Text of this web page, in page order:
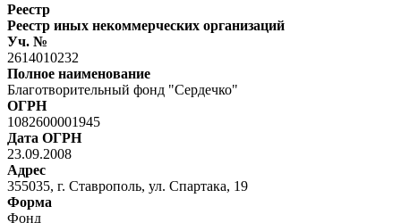
Реестр
Реестр иных некоммерческих организаций
Уч. №
2614010232
Полное наименование
Благотворительный фонд "Сердечко"
ОГРН
1082600001945
Дата ОГРН
23.09.2008
Адрес
355035, г. Ставрополь, ул. Спартака, 19
Форма
Фонд